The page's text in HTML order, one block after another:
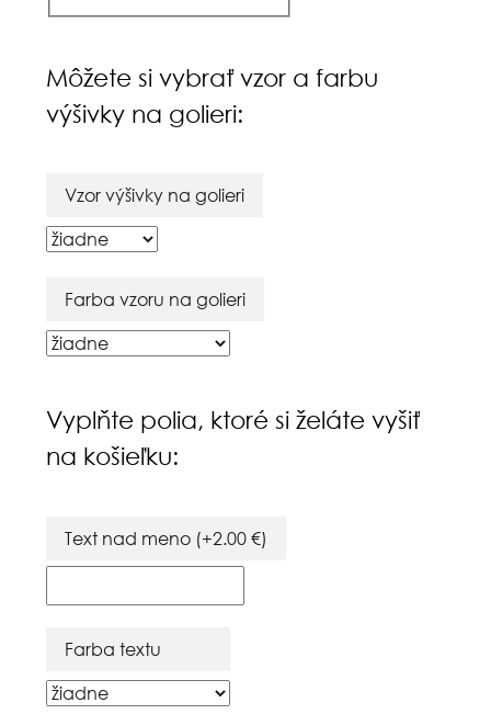
Môžete si vybrať vzor a farbu
výšivky na golieri:
Vzor výšivky na golieri
Farba vzoru na golieri
Vyplňte polia, ktoré si želáte vyšiť
na košieľku:
Text nad meno (+2.00 €)
Farba textu